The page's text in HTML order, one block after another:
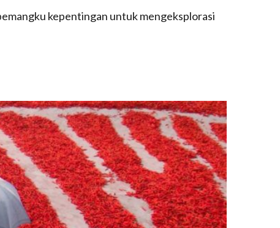
kepentingan untuk mengeksplorasi